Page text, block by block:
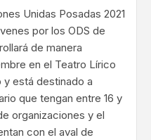
Unidas Posadas 2021
por los ODS de
de manera
en el Teatro Lírico
está destinado a
que tengan entre 16 y
organizaciones y el
con el aval de